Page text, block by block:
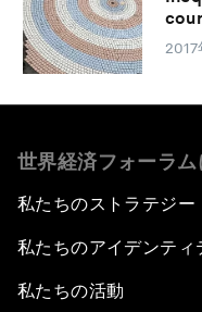
世界経済フォーラム
私たちのストラテジー
私たちのアイデンティ
私たちの活動